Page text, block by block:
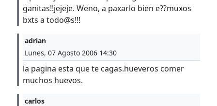
ganitas!!jejeje. Weno, a paxarlo bien e??muxos
bxts a todo@s!!!
adrian
Lunes, 07 Agosto 2006 14:30
la pagina esta que te cagas.hueveros comer
muchos huevos.
carlos